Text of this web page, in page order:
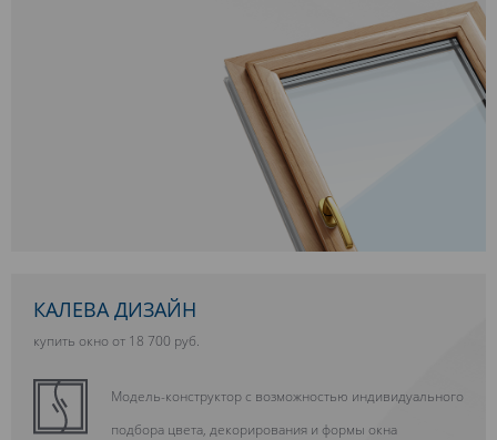
КАЛЕВА ДИЗАЙН
купить окно от 18 700 руб.
Модель-конструктор с возможностью индивидуального
подбора цвета, декорирования и формы окна